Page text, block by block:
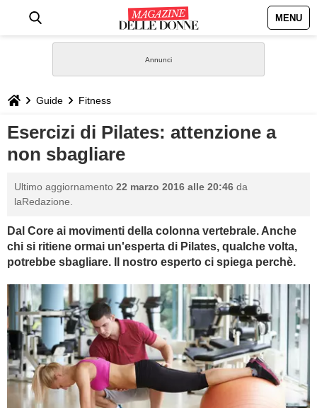
MENU
STILE
BIOGRAFIE
DEFINIZIONI
GASTRONOMIA
CAPELLI
SESSO
BAMBINO
DIETA
Guide Fitness
Esercizi di Pilates: attenzione a
non sbagliare
Ultimo aggiornamento 22 marzo 2016 alle 20:46 da
laRedazione.
Dal Core ai movimenti della colonna vertebrale. Anche
chi si ritiene ormai un'esperta di Pilates, qualche volta,
potrebbe sbagliare. Il nostro esperto ci spiega perchè.